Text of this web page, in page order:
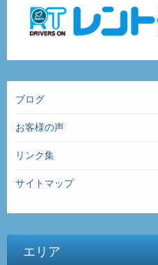
ブログ
お客様の声
リンク集
サイトマップ
エリア